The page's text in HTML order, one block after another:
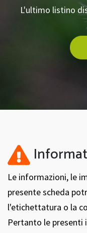
L'ultimo listino
Le informazioni, le
presente scheda
l'etichettatura o la
Pertanto le presenti